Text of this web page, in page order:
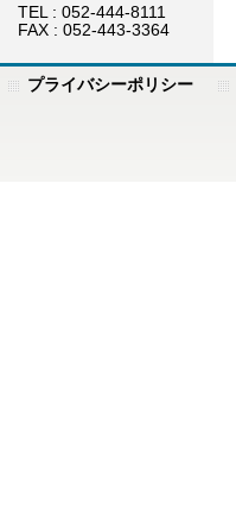
TEL : 052-444-8111
FAX : 052-443-3364
プライバシーポリシー